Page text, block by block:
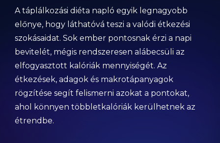
A táplálkozási diéta napló egyik legnagyobb
előnye, hogy láthatóvá teszi a valódi étkezési
szokásaidat. Sok ember pontosnak érzi a napi
bevitelét, mégis rendszeresen alábecsüli az
elfogyasztott kalóriák mennyiségét. Az
étkezések, adagok és makrotápanyagok
rögzítése segít felismerni azokat a pontokat,
ahol könnyen többletkalóriák kerülhetnek az
étrendbe.